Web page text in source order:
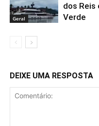
Geral
dos Reis
Verde
DEIXE UMA RESPOSTA